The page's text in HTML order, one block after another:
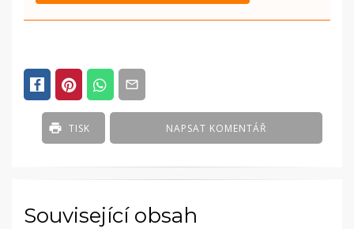
IN
ČLÁNKY
NAPSAT KOMENTÁŘ
TISK
Související obsah